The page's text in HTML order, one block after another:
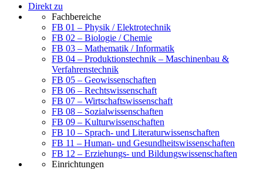
Direkt zu
Fachbereiche
FB 01 – Physik / Elektrotechnik
FB 02 – Biologie / Chemie
FB 03 – Mathematik / Informatik
FB 04 – Produktionstechnik – Maschinenbau &
Verfahrenstechnik
FB 05 – Geowissenschaften
FB 06 – Rechtswissenschaft
FB 07 – Wirtschaftswissenschaft
FB 08 – Sozialwissenschaften
FB 09 – Kulturwissenschaften
FB 10 – Sprach- und Literaturwissenschaften
FB 11 – Human- und Gesundheitswissenschaften
FB 12 – Erziehungs- und Bildungswissenschaften
Einrichtungen